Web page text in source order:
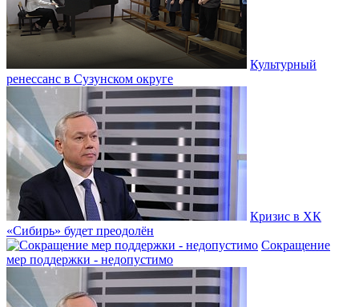
Культурный
ренессанс в Сузунском округе
Кризис в ХК
«Сибирь» будет преодолён
Сокращение
мер поддержки - недопустимо